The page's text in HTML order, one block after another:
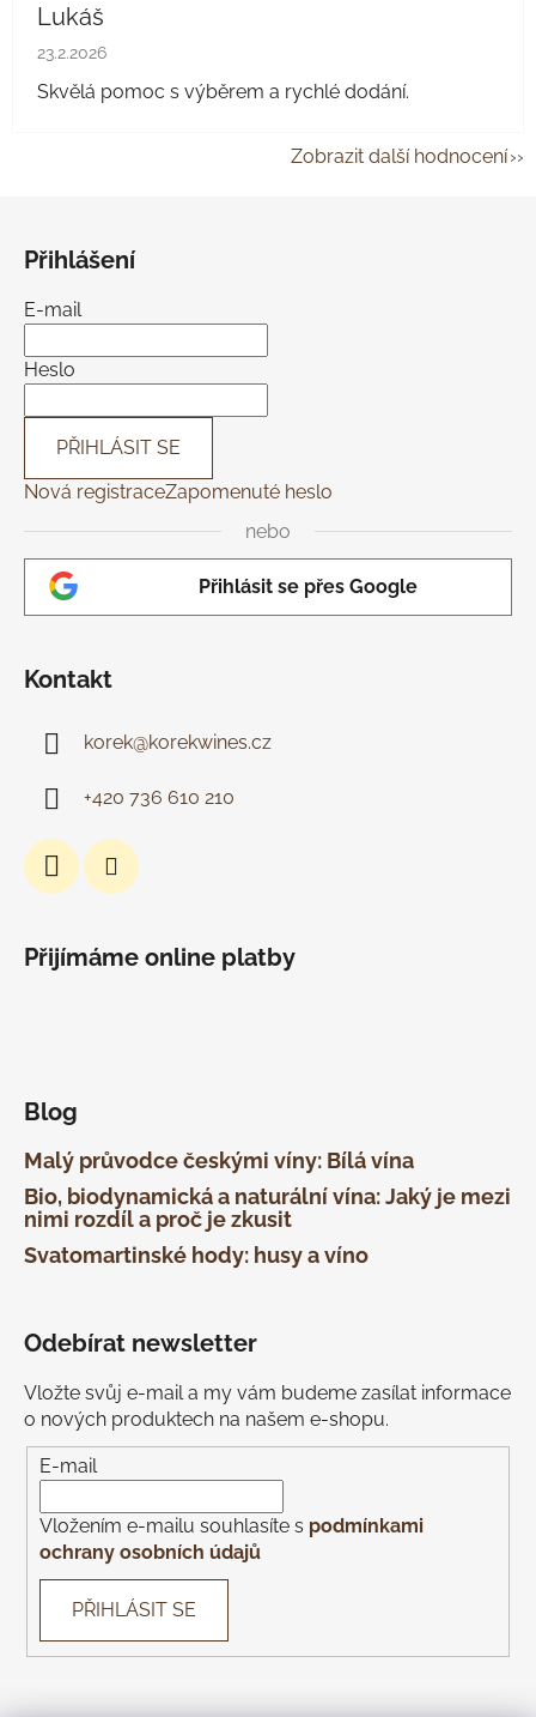
Lukáš
Hodnocení obchodu je 5 z 5 hvězdiček.
23.2.2026
Skvělá pomoc s výběrem a rychlé dodání.
Zobrazit další hodnocení
Přihlášení
E-mail
Heslo
PŘIHLÁSIT SE
Nová registraceZapomenuté heslo
nebo
Přihlásit se přes Google
Kontakt
korek@korekwines.cz
+420 736 610 210
Přijímáme online platby
Blog
Malý průvodce českými víny: Bílá vína
Bio, biodynamická a naturální vína: Jaký je mezi
nimi rozdíl a proč je zkusit
Svatomartinské hody: husy a víno
Odebírat newsletter
Vložte svůj e-mail a my vám budeme zasílat informace
o nových produktech na našem e-shopu.
E-mail
Vložením e-mailu souhlasíte s podmínkami
ochrany osobních údajů
PŘIHLÁSIT SE